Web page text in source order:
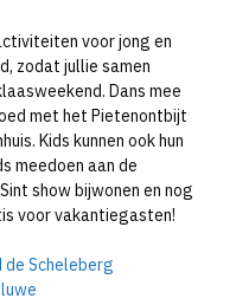
voor jong en
zodat jullie samen
Dans mee
met het Pietenontbijt
Kids kunnen ook hun
meedoen aan de
show bijwonen en nog
voor vakantiegasten!
de Scheleberg